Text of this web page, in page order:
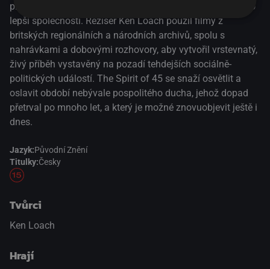
předválečné roky, přivedla lidi ke společným představám o
lepší společnosti. Režisér Ken Loach použil filmy z
britských regionálních a národních archivů, spolu s
nahrávkami a dobovými rozhovory, aby vytvořil vrstevnatý,
živý příběh vystavěný na pozadí tehdejších sociálně-
politických událostí. The Spirit of 45 se snaží osvětlit a
oslavit období nebývale pospolitého ducha, jehož dopad
přetrval po mnoho let, a který je možné znovuobjevit ještě i
dnes.
Jazyk:Původní Znění
Titulky:Česky
Tvůrci
Ken Loach
Hrají